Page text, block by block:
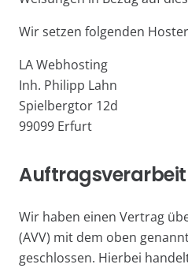
Wir setzen folgenden
LA Webhosting
Inh. Philipp Lahn
Spielbergtor 12d
99099 Erfurt
Wir haben einen Vertrag
(AVV) mit dem oben
geschlossen. Hierbei